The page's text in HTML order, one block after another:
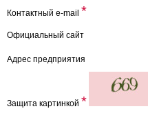
Контактный e-mail *
Официальный сайт
Адрес предприятия
Защита картинкой *